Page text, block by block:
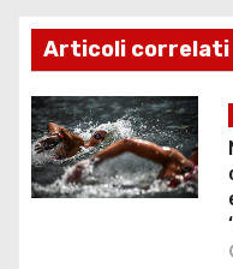
v
i
g
a
Articoli correlati